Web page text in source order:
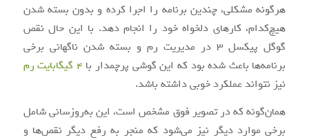
هرگونه مشکلی، چندین برنامه را اجرا کرده و بدون بسته شدن
هیچ‌کدام، کارهای دلخواه خود را انجام دهد. با این حال نقص
گوگل پیکسل 3 در مدیریت رم و بسته شدن ناگهانی برخی
برنامه‌ها باعث شده بود که این گوشی پرچمدار با4 گیگابایت رم
نیز نتواند عملکرد خوبی داشته باشد.
همان‌گونه که در تصویر فوق مشخص است، این به‌روزسانی شامل
برخی موارد دیگر نیز می‌شود که منجر به رفع دیگر نقص‌ها و